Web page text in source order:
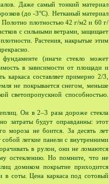
Даже самый тонкий материал
(до -3°С). Нетканый материал
Полотно плотностью 42 г/м2 и 60 г/
с сильными ветрами, защищает
Растения, накрытые этим
(иначе стекло может
в зависимости от площади и
каркаса составляет примерно 2/3,
не покрывается снегом, меньше
светопропускной способностью.
Он в 2–3 раза дороже стекла
затраты будут оправданны: этот
мороза не боится. За десять лет
собой легкие панели с внутренними
в рулон, они не ломаются
остеклению. Но помните, что не
домиком покрытие приходится
в соты. Цена каркаса под сотовый